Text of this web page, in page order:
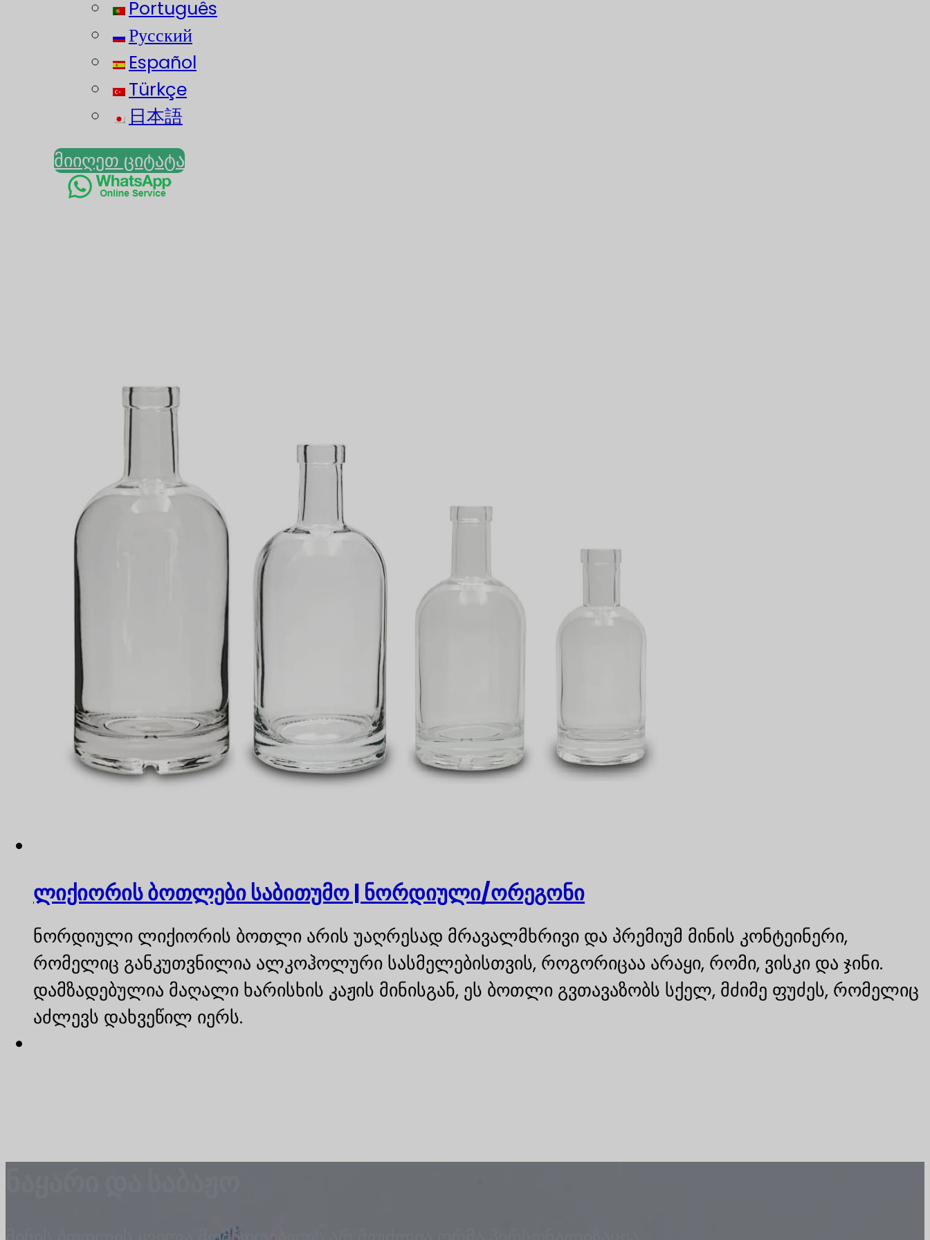
Português
Русский
Español
Türkçe
日本語
მიიღეთ ციტატა
ლიქიორის ბოთლები საბითუმო | ნორდიული/ორეგონი
ნორდიული ლიქიორის ბოთლი არის უაღრესად მრავალმხრივი და პრემიუმ მინის კონტეინერი,
რომელიც განკუთვნილია ალკოჰოლური სასმელებისთვის, როგორიცაა არაყი, რომი, ვისკი და ჯინი.
დამზადებულია მაღალი ხარისხის კაჟის მინისგან, ეს ბოთლი გვთავაზობს სქელ, მძიმე ფუძეს, რომელიც
აძლევს დახვეწილ იერს.